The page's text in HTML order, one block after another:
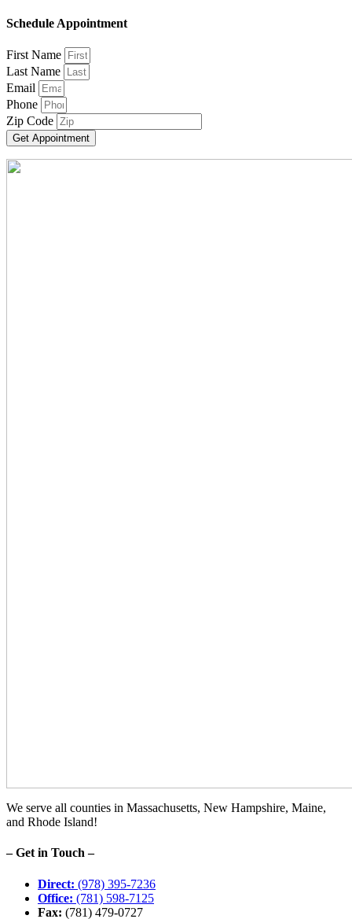
Schedule Appointment
First Name
Last Name
Email
Phone
Zip Code
Get Appointment
We serve all counties in Massachusetts, New Hampshire, Maine,
and Rhode Island!
– Get in Touch –
Direct: (978) 395-7236
Office: (781) 598-7125
Fax: (781) 479-0727